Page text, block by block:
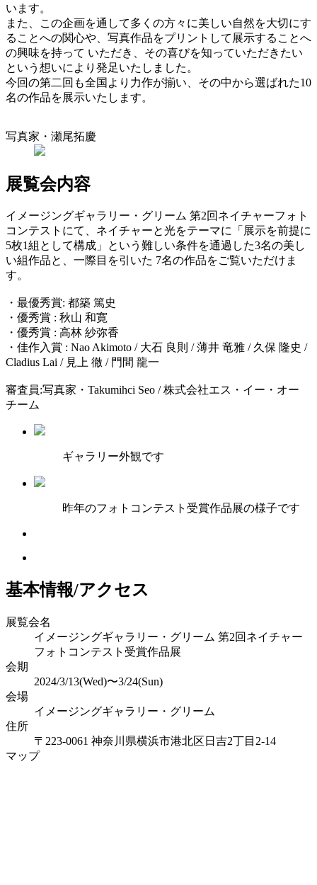
います。
また、この企画を通して多くの方々に美しい自然を大切にす
ることへの関心や、写真作品をプリントして展示することへ
の興味を持って いただき、その喜びを知っていただきたい
という想いにより発足いたしました。
今回の第二回も全国より力作が揃い、その中から選ばれた10
名の作品を展示いたします。
写真家・瀬尾拓慶
展覧会内容
イメージングギャラリー・グリーム 第2回ネイチャーフォト
コンテストにて、ネイチャーと光をテーマに「展示を前提に
5枚1組として構成」という難しい条件を通過した3名の美し
い組作品と、一際目を引いた 7名の作品をご覧いただけま
す。
・最優秀賞: 都築 篤史
・優秀賞 : 秋山 和寛
・優秀賞 : 高林 紗弥香
・佳作入賞 : Nao Akimoto / 大石 良則 / 薄井 竜雅 / 久保 隆史 /
Cladius Lai / 見上 徹 / 門間 龍一
審査員:写真家・Takumihci Seo / 株式会社エス・イー・オー
チーム
ギャラリー外観です
昨年のフォトコンテスト受賞作品展の様子です
基本情報/アクセス
展覧会名
イメージングギャラリー・グリーム 第2回ネイチャー
フォトコンテスト受賞作品展
会期
2024/3/13(Wed)〜3/24(Sun)
会場
イメージングギャラリー・グリーム
住所
〒223-0061 神奈川県横浜市港北区日吉2丁目2-14
マップ